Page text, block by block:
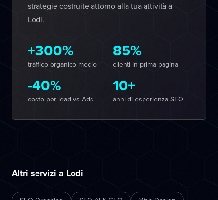
strategie costruite attorno alla tua attività a
Lodi.
+300%
traffico organico medio
85%
clienti in prima pagina
-40%
costo per lead vs Ads
10+
anni di esperienza SEO
Altri servizi a Lodi